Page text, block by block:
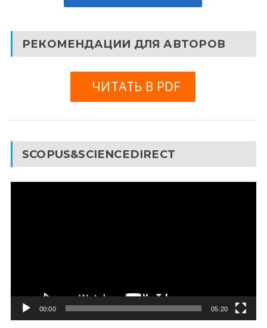
РЕКОМЕНДАЦИИ ДЛЯ АВТОРОВ
ЧИТАТЬ В PDF
SCOPUS&SCIENCEDIRECT
00:00 05:20